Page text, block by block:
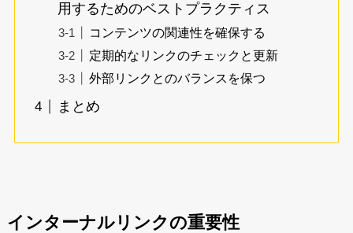
用するためのベストプラクティス
コンテンツの関連性を確保する
定期的なリンクのチェックと更新
外部リンクとのバランスを保つ
まとめ
インターナルリンクの重要性